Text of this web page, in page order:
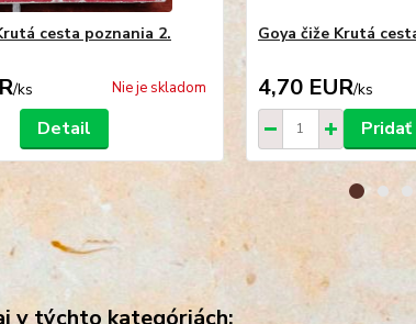
cesta poznania 2.
/ks Nie je skladom
Detail
Goya čiže Krutá
4,70 EUR/ks
Pridať
v týchto kategóriách: